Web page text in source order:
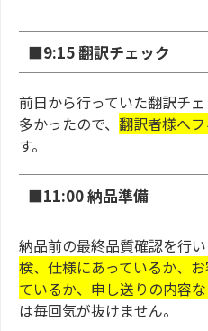
■9:15 翻訳チェック
前日から行っていた翻訳チ
多かったので、 翻訳者様へ
す。
■11:00 納品準備
納品前の最終品質確認を行い
検、仕様にあっているか、
ているか、申し送りの内容
は毎回気が抜けません。